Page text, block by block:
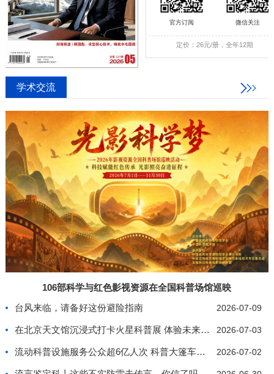
官方订阅 微信关注
定价：26元/册，全年12期
学术交流
106部科学与红色影视资源在全国科普场馆巡映
台风来临，请备好这份避险指南
2026-07-09
在北京天文馆沉浸式打卡火星科普展 体验未来星际生 2026-07-03
流动科普设施服务公众超6亿人次 科普大篷车行驶里 2026-07-02